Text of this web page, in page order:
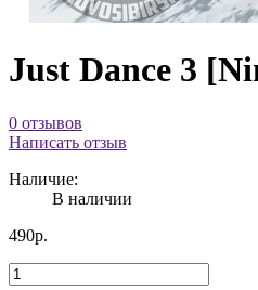
Just Dance 3
0 отзывов
Написать отзыв
Наличие:
В наличии
490р.